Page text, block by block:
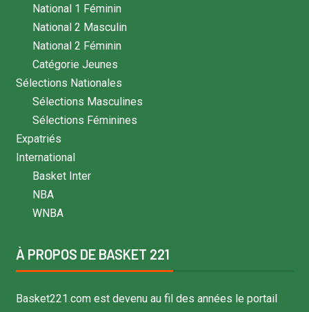
National 1 Féminin
National 2 Masculin
National 2 Féminin
Catégorie Jeunes
Sélections Nationales
Sélections Masculines
Sélections Féminines
Expatriés
International
Basket Inter
NBA
WNBA
À PROPOS DE BASKET 221
Basket221.com est devenu au fil des années le portail